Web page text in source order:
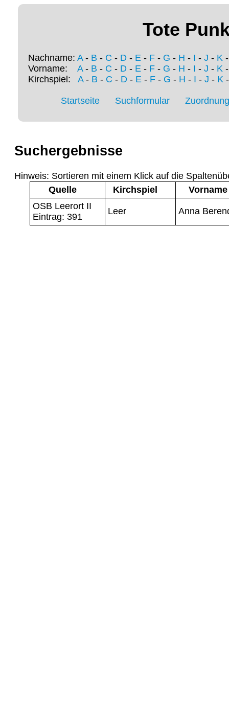
Tote
Nachname: A- B - C - D - E - F - G - H - I - J - K
Vorname: A- B - C - D - E - F - G - H - I - J - K
Kirchspiel: A- B - C - D- E- F- G - H - I - J - K
Startseite Suchformular
Suchergebnisse
Hinweis: Sortieren mit einem Klick auf die
Quelle
Kirchspiel
Vorname
OSB Leerort II
Eintrag: 391
Leer Anna